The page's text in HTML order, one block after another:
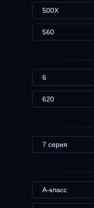
500X
560
6
620
7 серия
A-класс